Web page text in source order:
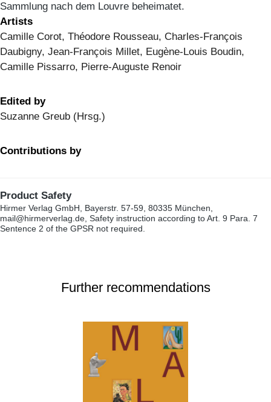
Sammlung nach dem Louvre beheimatet.
Artists
Camille Corot, Théodore Rousseau, Charles-François
Daubigny, Jean-François Millet, Eugène-Louis Boudin,
Camille Pissarro, Pierre-Auguste Renoir
Edited by
Suzanne Greub (Hrsg.)
Contributions by
Product Safety
Hirmer Verlag GmbH, Bayerstr. 57-59, 80335 München,
mail@hirmerverlag.de, Safety instruction according to Art. 9 Para. 7
Sentence 2 of the GPSR not required.
Further recommendations